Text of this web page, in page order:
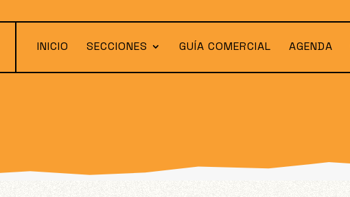
INICIO SECCIONES GUÍA COMERCIAL AGENDA